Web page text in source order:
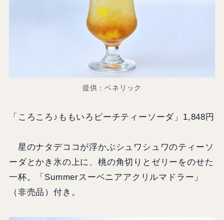
提供：ベネリック
「ころころ♪ももいろピーチティーソーダ」1,848円
星のナタデココが浮かぶシュワシュワのティーソ
ーダとかき氷の上に、桃の角切りとゼリーをのせた
一杯。「Summerスーベニアアクリルマドラー」
（非売品）付き。